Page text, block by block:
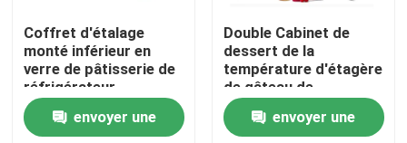
Contactez-nous
Demandez une citation
Coffret d'étalage
monté inférieur en
verre de pâtisserie de
réfrigérateur
d'étalage de gâteau
envoyer une
Double Cabinet de
dessert de la
température d'étagère
de gâteau de
refroidisseur en verre
réglable d'affichage
envoyer une